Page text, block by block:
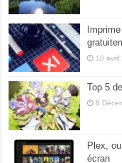
10 avril
Top 5
8
Plex,
écran